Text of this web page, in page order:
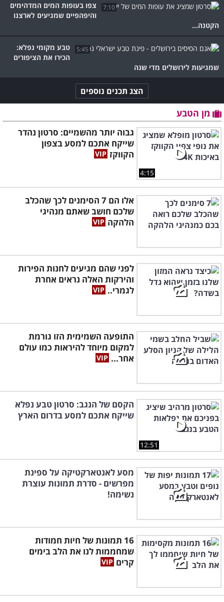
7:10
צפו בעופות המים המדהימים
והיפהפיים שמגיעים לארצנו
הקטנה...
5:45
טבע מקומי נפלא:
הכירו את הציפורים
שמגיעות לירושלים מדי שנה
הצג תכנים נוספים
מן הטבע
4:15
גבוה יותר מהשמיים: סרטון נהדר
שייקח אתכם למסע בצפון
הקווקז
אלו הם 7 הסימנים לכך שהכלב
שלכם חושב שאתם מנהיגי
הלהקה
לפני שהם מגיעים לחנות הפירות
והירקות האלה נראים אחרת
לגמרי..
התופעה השמימית הזו גורמת
למקום מיוחד להיראות כמו עולם
אחר...
12:51
הקסם של הנגב: סרטון טבע נפלא
שייקח אתכם למסע בדרום הארץ
מסע לאנטארקטיקה על ספינת
מפרשים - סדרת תמונות עוצרת
נשימה!
16 תמונות של חיות חמודות
שמחממות לנו את הלב בימים
קרים